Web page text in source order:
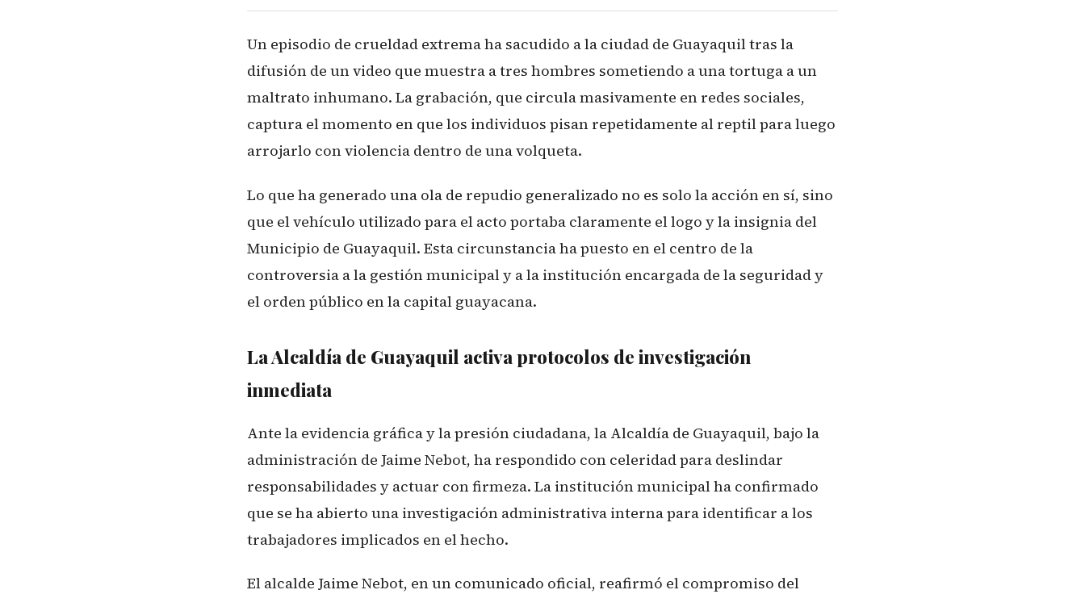
Un episodio de crueldad extrema ha sacudido a la ciudad de Guayaquil tras la
difusión de un video que muestra a tres hombres sometiendo a una tortuga a un
maltrato inhumano. La grabación, que circula masivamente en redes sociales,
captura el momento en que los individuos pisan repetidamente al reptil para luego
arrojarlo con violencia dentro de una volqueta.
Lo que ha generado una ola de repudio generalizado no es solo la acción en sí, sino
que el vehículo utilizado para el acto portaba claramente el logo y la insignia del
Municipio de Guayaquil. Esta circunstancia ha puesto en el centro de la
controversia a la gestión municipal y a la institución encargada de la seguridad y
el orden público en la capital guayacana.
La Alcaldía de Guayaquil activa protocolos de investigación
inmediata
Ante la evidencia gráfica y la presión ciudadana, la Alcaldía de Guayaquil, bajo la
administración de Jaime Nebot, ha respondido con celeridad para deslindar
responsabilidades y actuar con firmeza. La institución municipal ha confirmado
que se ha abierto una investigación administrativa interna para identificar a los
trabajadores implicados en el hecho.
El alcalde Jaime Nebot, en un comunicado oficial, reafirmó el compromiso del